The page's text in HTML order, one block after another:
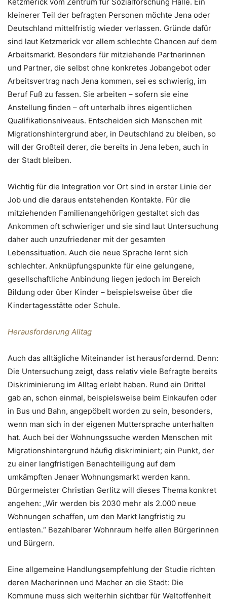
kleinerer Teil der befragten Personen möchte Jena oder
Deutschland mittelfristig wieder verlassen. Gründe dafür
sind laut Ketzmerick vor allem schlechte Chancen auf dem
Arbeitsmarkt. Besonders für mitziehende Partnerinnen
und Partner, die selbst ohne konkretes Jobangebot oder
Arbeitsvertrag nach Jena kommen, sei es schwierig, im
Beruf Fuß zu fassen. Sie arbeiten – sofern sie eine
Anstellung finden – oft unterhalb ihres eigentlichen
Qualifikationsniveaus. Entscheiden sich Menschen mit
Migrationshintergrund aber, in Deutschland zu bleiben, so
will der Großteil derer, die bereits in Jena leben, auch in
der Stadt bleiben.
Wichtig für die Integration vor Ort sind in erster Linie der
Job und die daraus entstehenden Kontakte. Für die
mitziehenden Familienangehörigen gestaltet sich das
Ankommen oft schwieriger und sie sind laut Untersuchung
daher auch unzufriedener mit der gesamten
Lebenssituation. Auch die neue Sprache lernt sich
schlechter. Anknüpfungspunkte für eine gelungene,
gesellschaftliche Anbindung liegen jedoch im Bereich
Bildung oder über Kinder – beispielsweise über die
Kindertagesstätte oder Schule.
Herausforderung Alltag
Auch das alltägliche Miteinander ist herausfordernd. Denn:
Die Untersuchung zeigt, dass relativ viele Befragte bereits
Diskriminierung im Alltag erlebt haben. Rund ein Drittel
gab an, schon einmal, beispielsweise beim Einkaufen oder
in Bus und Bahn, angepöbelt worden zu sein, besonders,
wenn man sich in der eigenen Muttersprache unterhalten
hat. Auch bei der Wohnungssuche werden Menschen mit
Migrationshintergrund häufig diskriminiert; ein Punkt, der
zu einer langfristigen Benachteiligung auf dem
umkämpften Jenaer Wohnungsmarkt werden kann.
Bürgermeister Christian Gerlitz will dieses Thema konkret
angehen: „Wir werden bis 2030 mehr als 2.000 neue
Wohnungen schaffen, um den Markt langfristig zu
entlasten.“ Bezahlbarer Wohnraum helfe allen Bürgerinnen
und Bürgern.
Eine allgemeine Handlungsempfehlung der Studie richten
deren Macherinnen und Macher an die Stadt: Die
Kommune muss sich weiterhin sichtbar für Weltoffenheit